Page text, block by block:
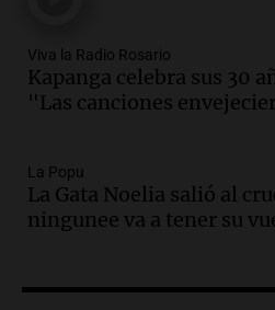
Episodios
Audio.Un camionero
en la autopista
Episodios
Audio.Detienen a
elementos robados
Viva la Radio Rosario
Kapanga celebra sus 30
"Las canciones
La Popu
La Gata Noelia salió al
ningunee va a tener su